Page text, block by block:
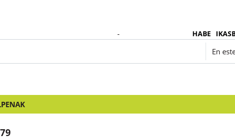
- HABE
En